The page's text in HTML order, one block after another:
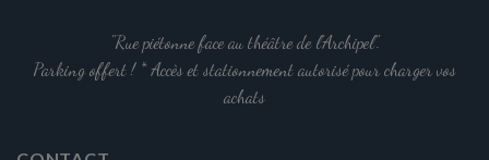
"Rue piétonne face au théâtre de l'Archipel".
Parking offert ! * Accès et stationnement autorisé pour charger vos
achats